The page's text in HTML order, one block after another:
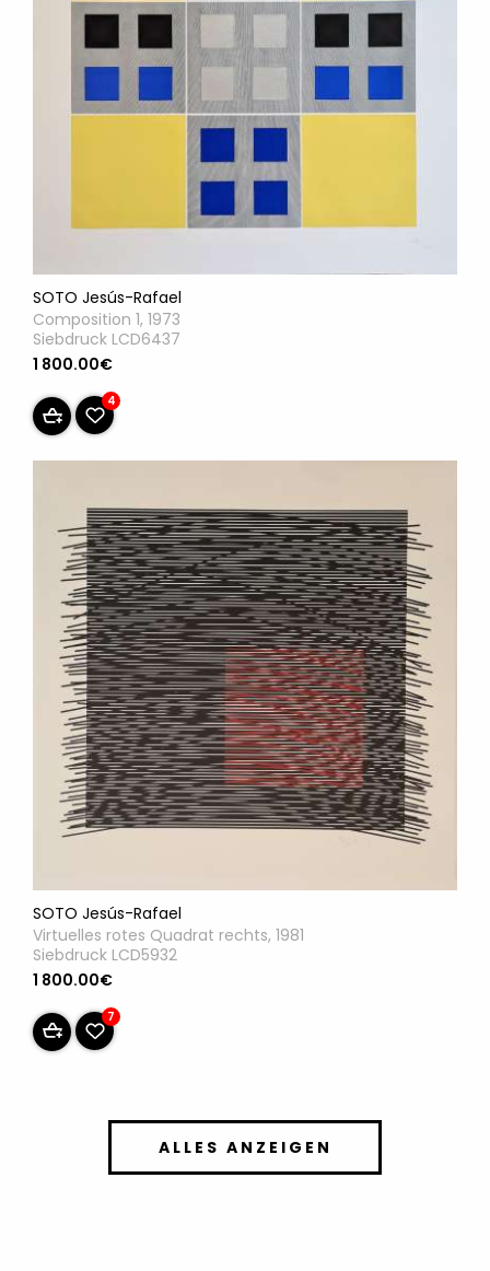
SOTO Jesús-Rafael
Composition 1, 1973
Siebdruck LCD6437
1 800.00€
4
SOTO Jesús-Rafael
Virtuelles rotes Quadrat rechts, 1981
Siebdruck LCD5932
1 800.00€
7
ALLES ANZEIGEN